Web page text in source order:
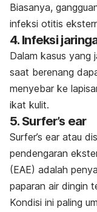
Biasanya,
infeksi otitis
4. Infeksi
Dalam kasus yang
saat berenang
menyebar ke
ikat kulit.
5. Surfer’s ear
Surfer’s ear atau
pendengaran
(EAE) adalah
paparan air dingin
Kondisi ini paling